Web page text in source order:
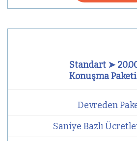
Standart ➤
Konuşma Paketi
Devreden
Saniye Bazlı